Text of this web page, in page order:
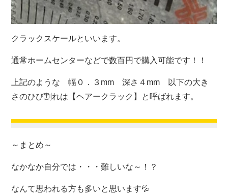
クラックスケールといいます。
通常ホームセンターなどで数百円で購入可能です！！
上記のような 幅０．３mm 深さ４mm 以下の大き
さのひび割れは【ヘアークラック】と呼ばれます。
～まとめ～
なかなか自分では・・・難しいな～！？
なんて思われる方も多いと思います💦